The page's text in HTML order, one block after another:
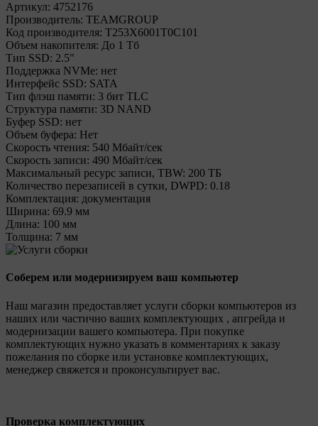
Артикул: 4752176
Производитель: TEAMGROUP
Код производителя: T253X6001T0C101
Объем накопителя: До 1 Тб
Тип SSD: 2.5"
Поддержка NVMe: нет
Интерфейс SSD: SATA
Тип флэш памяти: 3 бит TLC
Структура памяти: 3D NAND
Буфер SSD: нет
Объем буфера: Нет
Cкорость чтения: 540 Мбайт/сек
Cкорость записи: 490 Мбайт/сек
Максимальный ресурс записи, TBW: 200 ТБ
Количество перезаписей в сутки, DWPD: 0.18
Комплектация: документация
Ширина: 69.9 мм
Длина: 100 мм
Толщина: 7 мм
Соберем или модернизируем ваш компьютер
Наш магазин предоставляет услуги сборки компьютеров из
наших или частично ваших комплектующих , апгрейда и
модернизации вашего компьютера. При покупке
комплектующих нужно указать в комментариях к заказу
пожелания по сборке или установке комплектующих,
менеджер свяжется и проконсультирует вас.
Проверка комплектующих